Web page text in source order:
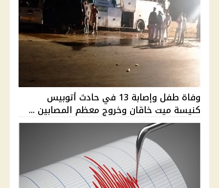
وفاة طفل وإصابة 13 في حادث أتوبيس
كنيسة ميت خاقان وخروج معظم المصابين ...